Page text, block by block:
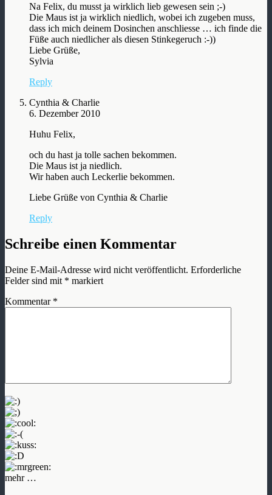
Na Felix, du musst ja wirklich lieb gewesen sein ;-)
Die Maus ist ja wirklich niedlich, wobei ich zugeben muss,
dass ich mich deinem Dosinchen anschliesse … ich finde die
Füße auch niedlicher als diesen Stinkegeruch :-))
Liebe Grüße,
Sylvia
Reply
Cynthia & Charlie
6. Dezember 2010
Huhu Felix,
och du hast ja tolle sachen bekommen.
Die Maus ist ja niedlich.
Wir haben auch Leckerlie bekommen.
Liebe Grüße von Cynthia & Charlie
Reply
Schreibe einen Kommentar
Deine E-Mail-Adresse wird nicht veröffentlicht. Erforderliche
Felder sind mit * markiert
Kommentar *
mehr …